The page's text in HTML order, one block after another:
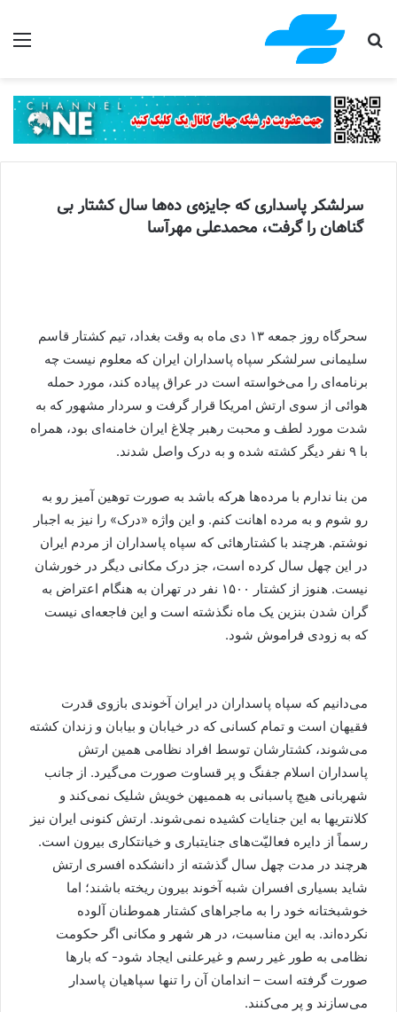
جستجو برای
سرلشکر پاسداری که جایزه‌ی ده‌ها سال کشتار بی
گناهان را گرفت، محمدعلی مهرآسا
سحرگاه روز جمعه ۱۳ دی ماه به وقت بغداد، تیم کشتار قاسم
سلیمانی سرلشکر سپاه پاسداران ایران که معلوم نیست چه
برنامه‌ای را می‌خواسته است در عراق پیاده کند، مورد حمله
هوائی از سوی ارتش امریکا قرار گرفت و سردار مشهور که به
شدت مورد لطف و محبت رهبر چلاغ ایران خامنه‌ای بود، همراه
با ۹ نفر دیگر کشته شده و به درک واصل شدند.
من بنا ندارم با مرده‌ها هرکه باشد به صورت توهین آمیز رو به
رو شوم و به مرده اهانت کنم. و این واژه «درک» را نیز به اجبار
نوشتم. هرچند با کشتارهائی که سپاه پاسداران از مردم ایران
در این چهل سال کرده است، جز درک مکانی دیگر در خورشان
نیست. هنوز از کشتار ۱۵۰۰ نفر در تهران به هنگام اعتراض به
گران شدن بنزین یک ماه نگذشته است و این فاجعه‌ای نیست
که به زودی فراموش شود.
می‌دانیم که سپاه پاسداران در ایران آخوندی بازوی قدرت
فقیهان است و تمام کسانی که در خیابان و بیابان و زندان کشته
می‌شوند، کشتارشان توسط افراد نظامی همین ارتش
پاسداران اسلام جفنگ و پر قساوت صورت می‌گیرد. از جانب
شهربانی هیچ پاسبانی به هممیهن خویش شلیک نمی‌کند و
کلانتریها به این جنایات کشیده نمی‌شوند. ارتش کنونی ایران نیز
رسماً از دایره فعالیّت‌های جنایتباری و خیانتکاری بیرون است.
هرچند در مدت چهل سال گذشته از دانشکده افسری ارتش
شاید بسیاری افسران شبه آخوند بیرون ریخته باشند؛ اما
خوشبختانه خود را به ماجراهای کشتار هموطنان آلوده
نکرده‌اند. به این مناسبت، در هر شهر و مکانی اگر حکومت
نظامی به طور غیر رسم و غیرعلنی ایجاد شود- که بارها
صورت گرفته است – اندامان آن را تنها سپاهیان پاسدار
می‌سازند و پر می‌کنند.